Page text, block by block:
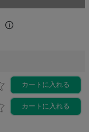
カートに入れる
カートに入れる